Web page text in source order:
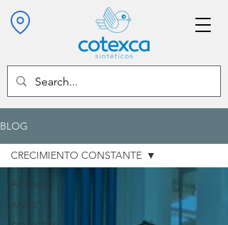
BLOG
All Posts
ANPIC
CRECIMIENTO CONSTANTE